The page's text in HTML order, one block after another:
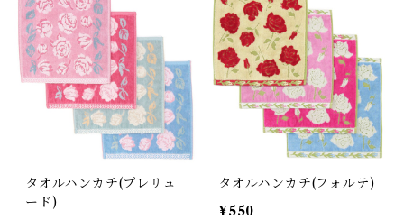
タオルハンカチ(プレリュ
ード)
タオルハンカチ(フォルテ)
¥550